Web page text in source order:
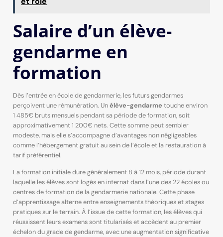
Salaire d’un élève-
gendarme en
formation
Dès l’entrée en école de gendarmerie, les futurs gendarmes
perçoivent une rémunération. Unélève-gendarme touche environ
1 485€ bruts mensuels pendant sa période de formation, soit
approximativement 1 200€ nets. Cette somme peut sembler
modeste, mais elle s’accompagne d’avantages non négligeables
comme l’hébergement gratuit au sein de l’école et la restauration à
tarif préférentiel.
La formation initiale dure généralement 8 à 12 mois, période durant
laquelle les élèves sont logés en internat dans l’une des 22 écoles ou
centres de formation de la gendarmerie nationale. Cette phase
d’apprentissage alterne entre enseignements théoriques et stages
pratiques sur le terrain. À l’issue de cette formation, les élèves qui
réussissent leurs examens sont titularisés et accèdent au premier
échelon du grade de gendarme, avec une augmentation significative